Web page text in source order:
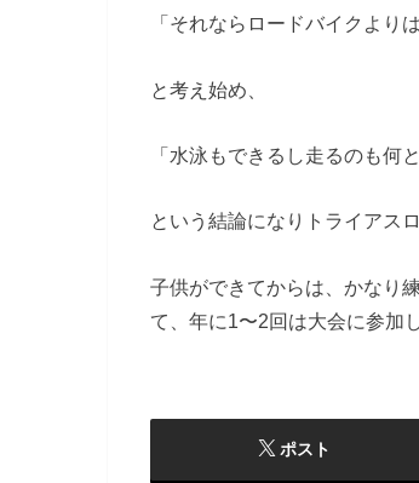
「それならロードバイクより
と考え始め、
「水泳もできるし走るのも何
という結論になりトライアス
子供ができてからは、かなり
て、年に1〜2回は大会に参加
ポスト